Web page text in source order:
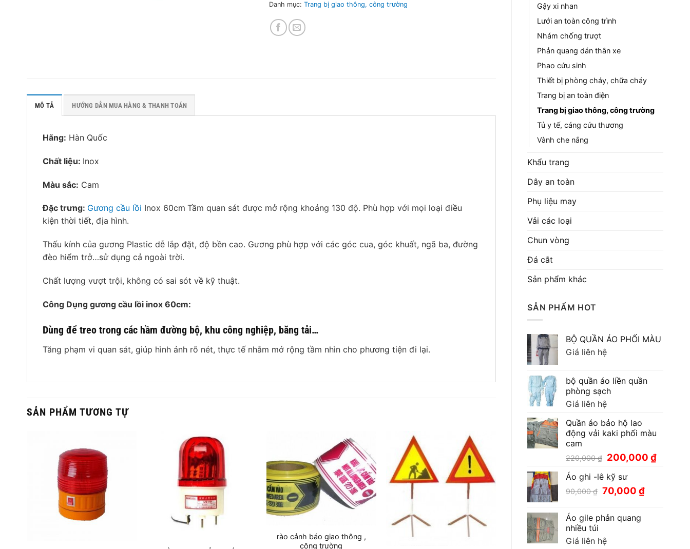
Gậy xi nhan
Lưới an toàn công trình
Nhám chống trượt
Phản quang dán thân xe
Phao cứu sinh
Thiết bị phòng cháy, chữa cháy
Trang bị an toàn điện
Trang bị giao thông, công trường
Tủ y tế, cáng cứu thương
Vành che nắng
Khẩu trang
Dây an toàn
Phụ liệu may
Vải các loại
Chun vòng
Đá cắt
Sản phẩm khác
SẢN PHẨM HOT
BỘ QUẦN ÁO PHỐI MÀU
Giá liên hệ
bộ quần áo liền quần
phòng sạch
Giá liên hệ
Quần áo bảo hộ lao
động vải kaki phối màu
cam
220,000₫ Giá
là:
220,000 ₫.
200,000₫Giá
Áo ghi -lê kỹ sư
90,000₫ Giá
90,000 ₫.
70,000₫Giá
Áo gile phản quang
nhiều túi
Giá liên hệ
Danh mục: Trang bị giao thông, công trường
MÔ TẢ HƯỚNG DẪN MUA HÀNG & THANH TOÁN
Hãng: Hàn Quốc
Chất liệu: Inox
Màu sắc: Cam
Đặc trưng: Gương cầu lồi Inox 60cm Tầm quan sát được mở rộng khoảng 130 độ. Phù hợp với mọi loại điều
kiện thời tiết, địa hình.
Thấu kính của gương Plastic dễ lắp đặt, độ bền cao. Gương phù hợp với các góc cua, góc khuất, ngã ba, đường
đèo hiểm trở…sử dụng cả ngoài trời.
Chất lượng vượt trội, không có sai sót về kỹ thuật.
Công Dụng gương cầu lồi inox 60cm:
Dùng để treo trong các hầm đường bộ, khu công nghiệp, băng tải…
Tăng phạm vi quan sát, giúp hình ảnh rõ nét, thực tế nhằm mở rộng tầm nhìn cho phương tiện đi lại.
SẢN PHẨM TƯƠNG TỰ
rào cảnh báo giao thông ,
công trường